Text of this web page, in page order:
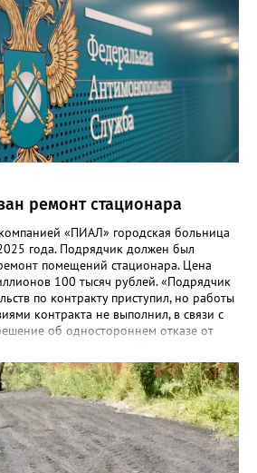
экосистему. Предполагается, что
комфортно для пользователей».
расписание, домашние задания,
пользователям экосистемы
не просто сохранятся, они будут
подчеркнули в ведомстве. Причём в
ТОР станет вообще незаметным.
ремонт стационара
«ПИАЛ» городская больница
года. Подрядчик должен был
помещений стационара. Цена
100 тысяч рублей. «Подрядчик
по контракту приступил, но работы
контракта не выполнил, в связи с
об одностороннем отказе от
служба приняла
«ПИАЛ» в реестр недобросовестных
списке уфимский подрядчик будет два